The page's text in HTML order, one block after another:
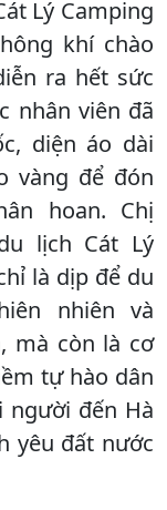
Lý Camping
khí chào
ra hết sức
nhân viên đã
diện áo dài
vàng để đón
hoan. Chị
lịch Cát Lý
là dịp để du
nhiên và
mà còn là cơ
tự hào dân
người đến Hà
yêu đất nước